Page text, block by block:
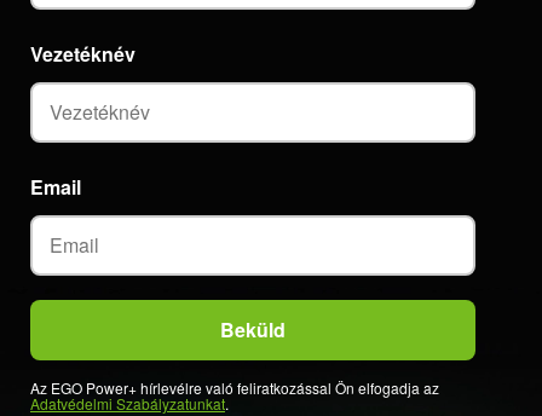
Email
Vezetéknév
Az EGO Power+ hírlevélre való feliratkozással Ön elfogadja az
Adatvédelmi Szabályzatunkat.